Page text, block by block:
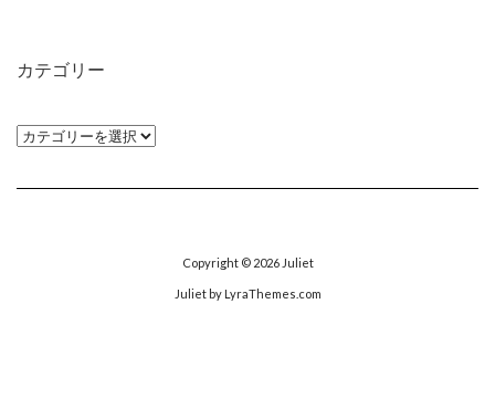
ブ
カテゴリー
カ
ゴ
Copyright © 2026 Juliet
Julietby LyraThemes.com